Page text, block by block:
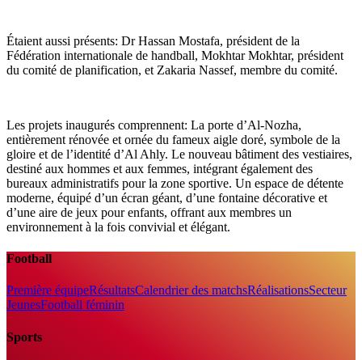
Étaient aussi présents: Dr Hassan Mostafa, président de la
Fédération internationale de handball, Mokhtar Mokhtar, président
du comité de planification, et Zakaria Nassef, membre du comité.
Les projets inaugurés comprennent: La porte d’Al-Nozha,
entièrement rénovée et ornée du fameux aigle doré, symbole de la
gloire et de l’identité d’Al Ahly. Le nouveau bâtiment des vestiaires,
destiné aux hommes et aux femmes, intégrant également des
bureaux administratifs pour la zone sportive. Un espace de détente
moderne, équipé d’un écran géant, d’une fontaine décorative et
d’une aire de jeux pour enfants, offrant aux membres un
environnement à la fois convivial et élégant.
Football
Première équipeRésultatsCalendrier des matchsRéalisationsSecteur
JeunesFootball féminin
Sports